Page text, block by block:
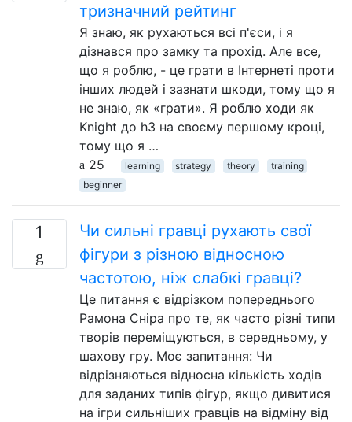
тризначний рейтинг
Я знаю, як рухаються всі п'єси, і я
дізнався про замку та прохід. Але все,
що я роблю, - це грати в Інтернеті проти
інших людей і зазнати шкоди, тому що я
не знаю, як «грати». Я роблю ходи як
Knight до h3 на своєму першому кроці,
тому що я …
25
learning strategy theory
training
beginner
1
Чи сильні гравці рухають свої
фігури з різною відносною
частотою, ніж слабкі гравці?
Це питання є відрізком попереднього
Рамона Сніра про те, як часто різні типи
творів переміщуються, в середньому, у
шахову гру. Моє запитання: Чи
відрізняються відносна кількість ходів
для заданих типів фігур, якщо дивитися
на ігри сильніших гравців на відміну від